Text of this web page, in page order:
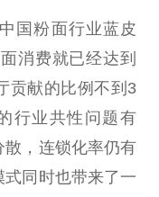
中国粉面行业蓝皮
消费就已经达到
贡献的比例不到3
行业共性 问题有
散，连锁化率仍有
同时也带来了一